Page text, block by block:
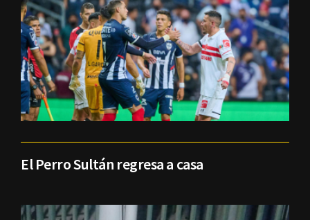
El Perro Sultán regresa a casa